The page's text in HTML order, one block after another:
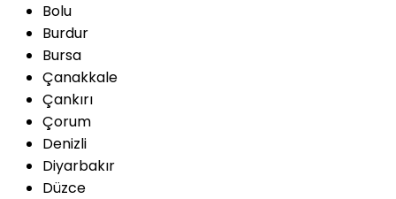
Bolu
Burdur
Bursa
Çanakkale
Çankırı
Çorum
Denizli
Diyarbakır
Düzce